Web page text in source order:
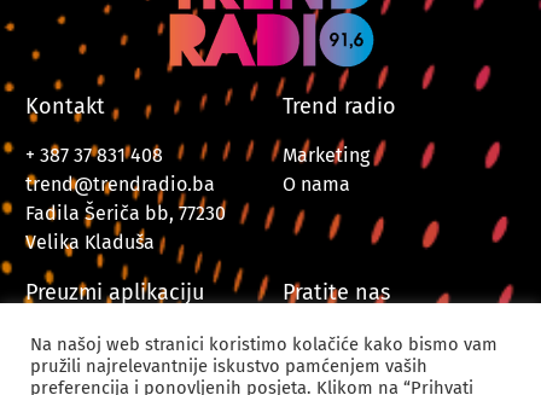
Kontakt
+ 387 37 831 408
trend@trendradio.ba
Fadila Šeriča bb, 77230
Velika Kladuša
Trend radio
Marketing
O nama
Preuzmi aplikaciju Pratite nas
Na našoj web stranici koristimo kolačiće kako bismo vam
pružili najrelevantnije iskustvo pamćenjem vaših
preferencija i ponovljenih posjeta. Klikom na “Prihvati